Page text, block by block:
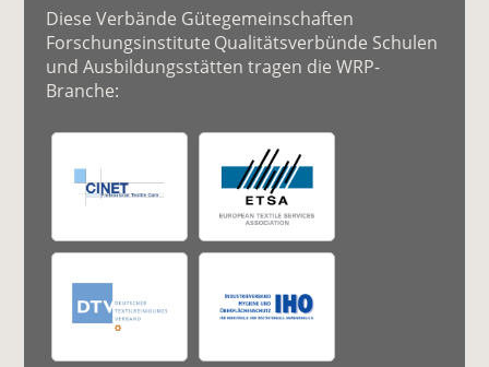
Diese Verbände Gütegemeinschaften
Forschungsinstitute Qualitätsverbünde Schulen
und Ausbildungsstätten tragen die WRP-
Branche: